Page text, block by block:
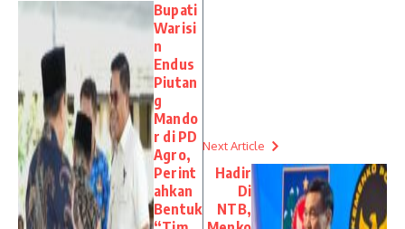
Bupati
Warisi
n
Endus
Piutan
g
Mando
r di PD
Agro,
Perint
ahkan
Bentuk
Next Article
Hadir
Di
NTB,